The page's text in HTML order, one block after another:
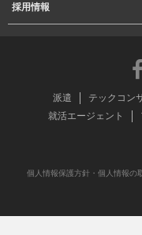
採用情報
派遣 テックコン
就活エージェント
個人情報保護方針・個人情報の